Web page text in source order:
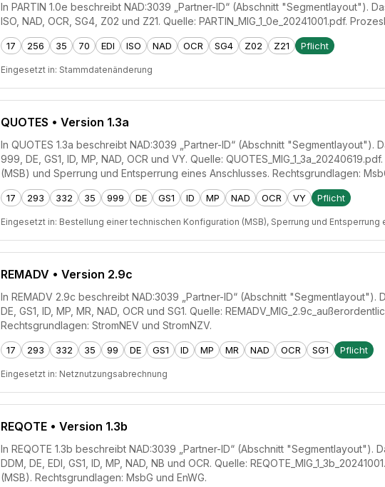
In PARTIN 1.0e beschreibt NAD:3039 „Partner-ID“ (Abschnitt "Segmentlayout").
ISO, NAD, OCR, SG4, Z02 und Z21. Quelle: PARTIN_MIG_1_0e_20241001.pdf.
17 256 35 70 EDI ISO NAD OCR SG4 Z02 Z21 Pflicht
Eingesetzt in: Stammdatenänderung
QUOTES • Version 1.3a
In QUOTES 1.3a beschreibt NAD:3039 „Partner-ID“ (Abschnitt "Segmentlayout").
999, DE, GS1, ID, MP, NAD, OCR und VY. Quelle:
(MSB) und Sperrung und Entsperrung eines Anschlusses. Rechtsgrundlagen:
17 293 332 35 999 DE GS1 ID MP NAD OCR VY Pflicht
Eingesetzt in: Bestellung einer technischen Konfiguration (MSB), Sperrung und Entsperrung
REMADV • Version 2.9c
In REMADV 2.9c beschreibt NAD:3039 „Partner-ID“ (Abschnitt "Segmentlayout").
DE, GS1, ID, MP, MR, NAD, OCR und SG1. Quelle:
Rechtsgrundlagen: StromNEV und StromNZV.
17 293 332 35 99 DE GS1 ID MP MR NAD OCR SG1 Pflicht
Eingesetzt in: Netznutzungsabrechnung
REQOTE • Version 1.3b
In REQOTE 1.3b beschreibt NAD:3039 „Partner-ID“ (Abschnitt "Segmentlayout").
DDM, DE, EDI, GS1, ID, MP, NAD, NB und OCR. Quelle:
(MSB). Rechtsgrundlagen: MsbG und EnWG.